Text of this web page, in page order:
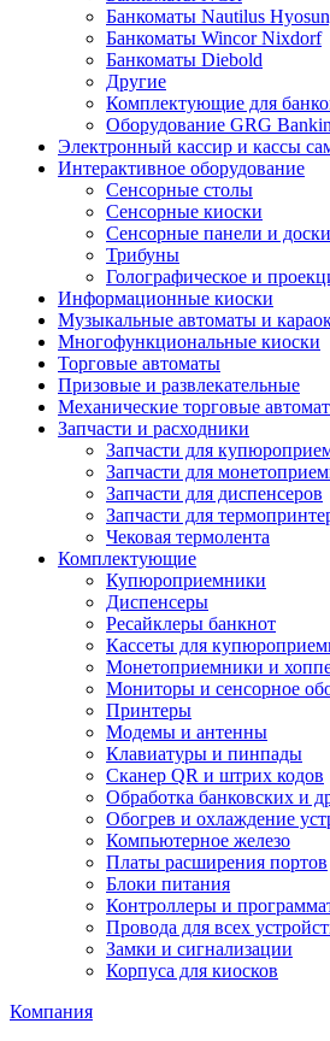
Банкоматы Nautilus
Банкоматы Wincor Nixdorf
Банкоматы Diebold
Другие
Комплектующие для
Оборудование GRG
Электронный кассир и кассы
Интерактивное оборудование
Сенсорные столы
Сенсорные киоски
Сенсорные панели и доски
Трибуны
Голографическое и
Информационные киоски
Музыкальные автоматы и
Многофункциональные киоски
Торговые автоматы
Призовые и развлекательные
Механические торговые
Запчасти и расходники
Запчасти для
Запчасти для
Запчасти для диспенсеров
Запчасти для
Чековая термолента
Комплектующие
Купюроприемники
Диспенсеры
Ресайклеры банкнот
Кассеты для
Монетоприемники и
Мониторы и сенсорное
Принтеры
Модемы и антенны
Клавиатуры и пинпады
Сканер QR и штрих кодов
Обработка банковских и
Обогрев и охлаждение
Компьютерное железо
Платы расширения портов
Блоки питания
Контроллеры и
Провода для всех
Замки и сигнализации
Корпуса для киосков
Компания